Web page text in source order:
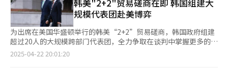
在最终确定候选人前一天的本月2日宣布参选的韩德洙最终未能闯
入大选，在此期间反而受到“空降”、“坐花轿”、“不战而
胜”等质疑和争议。韩德洙解释称，代理总统职务需要应对美国通
商压力，导致宣布参选延迟，但这番说法并未挽回不利局势。 韩
德洙原计划与金文洙整合后以国民力量党候选人参选，但直到金文
洙候选人资格取消前都未入党，整合工作最终失败。此外，韩德洙
计划以与五大经济团体负责人的见面为开端，重新振兴因尹锡悦和
国民力量党搞垮的经济，实现跨越式发展。 李在明当天还同大韩
医生协会、大韩护士协会、韩国私立幼儿园协议会、全国加盟店主
协议会、韩国餐饮业中央会等27家团体机构举行政策协议会，听取
基层经济民生团体的政策诉求。并作客优兔（Youtube）经济频道
进行直播，与订阅人数达110万人的“全仁九经济研究所”等频道
四位候选人角逐的第二轮党内选举中，获得过半数支持的候选人会
直接成为最终候选人。如果韩德洙宣布参选，单一化谈判预计也会
迅速展开。考虑到近期国民力量党内候选人支持率相近，党内普遍
预测下月3日举行第二轮两人对决投票。 在此情况下，支持韩德洙
参选的选民会把选票投给哪一位候选人，成为外界关注的焦点。同
时，一直观望党内竞选进展而尚未明确归属任何阵营的部分议员也
韩美"2+2"贸易磋商在即 韩国组建大
规模代表团赴美博弈
为出席在美国华盛顿举行的韩美“2+2”贸易磋商，韩国政府组建
超过20人的大规模跨部门代表团，全力争取在谈判中掌握更多的优
势。 组建大规模代表团由韩国代总统韩德洙指示，除直接参与磋
2025-04-22 20:01:20